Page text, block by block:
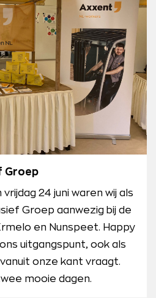
Groep
24 juni waren wij als
Groep aanwezig bij de
en Nunspeet. Happy
uitgangspunt, ook als
onze kant vraagt.
mooie dagen.